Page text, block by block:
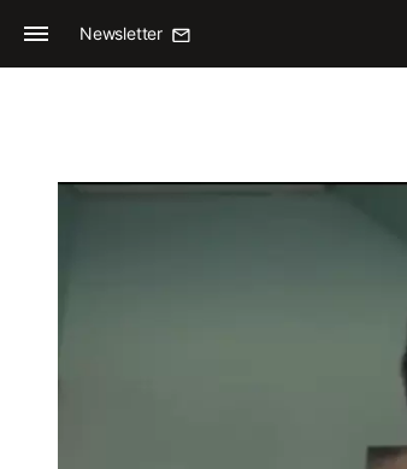
Newsletter